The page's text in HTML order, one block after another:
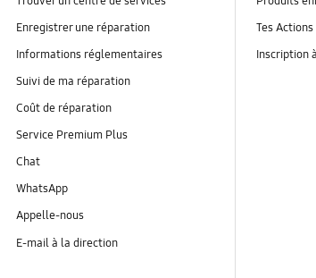
Enregistrer une réparation
Informations réglementaires
Suivi de ma réparation
Coût de réparation
Service Premium Plus
Chat
WhatsApp
Appelle-nous
E-mail à la direction
Tes Actions
Inscription